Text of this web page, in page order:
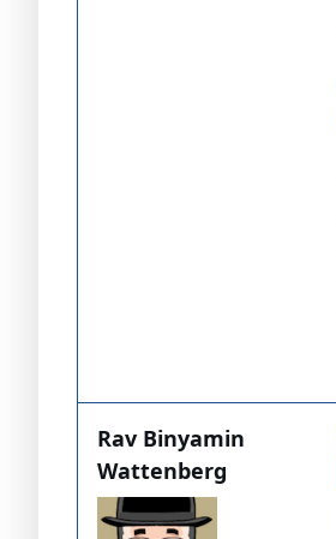
Rav Binyamin
Wattenberg